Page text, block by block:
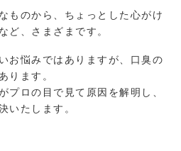
ものから、ちょっとした心がけ
ど、さまざまです。
お悩みではありますが、口臭の
ります。
プロの目で見て原因を解明し、
いたします。